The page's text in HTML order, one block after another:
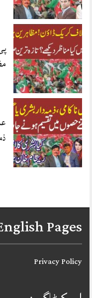
Pages
Privacy Policy